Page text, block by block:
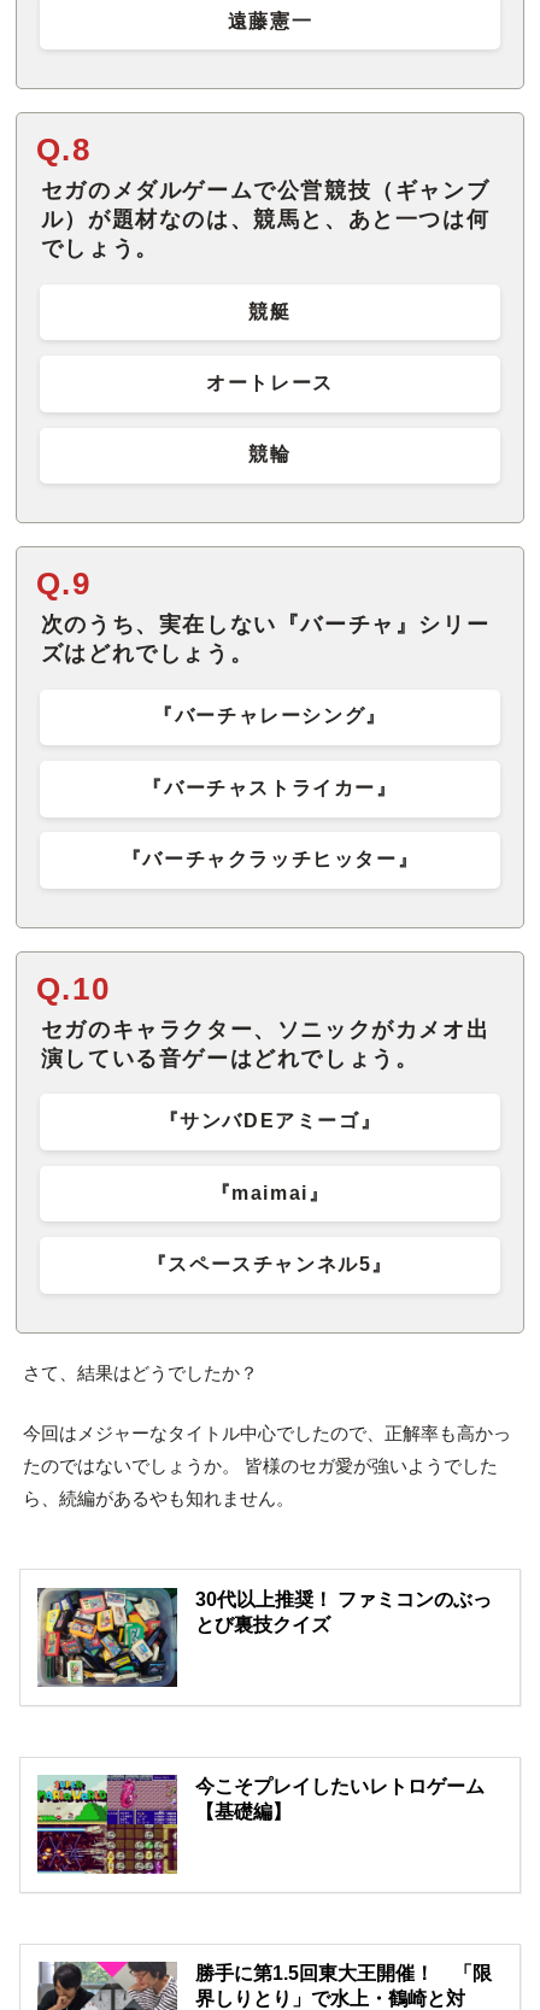
遠藤憲一
Q.8
セガのメダルゲームで公営競技（ギャンブ
ル）が題材なのは、競馬と、あと一つは何
でしょう。
競艇
オートレース
競輪
Q.9
次のうち、実在しない『バーチャ』シリー
ズはどれでしょう。
『バーチャレーシング』
『バーチャストライカー』
『バーチャクラッチヒッター』
Q.10
セガのキャラクター、ソニックがカメオ出
演している音ゲーはどれでしょう。
『サンバDEアミーゴ』
『maimai』
『スペースチャンネル5』
さて、結果はどうでしたか？
今回はメジャーなタイトル中心でしたので、正解率も高かっ
たのではないでしょうか。 皆様のセガ愛が強いようでした
ら、続編があるやも知れません。
30代以上推奨！ ファミコンのぶっ
とび裏技クイズ
今こそプレイしたいレトロゲーム
【基礎編】
勝手に第1.5回東大王開催！ 「限
界しりとり」で水上・鶴崎と対